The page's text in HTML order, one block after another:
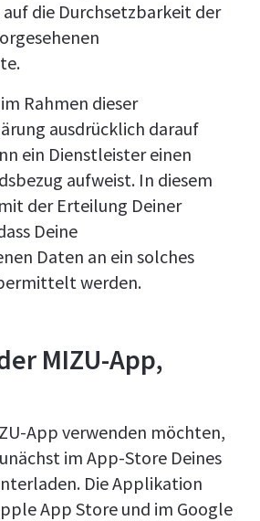
die Durchsetzbarkeit der
Rahmen dieser
ausdrücklich darauf
ein Dienstleister einen
aufweist. In diesem
der Erteilung Deiner
Deine
Daten an ein solches
werden.
MIZU-App,
App verwenden möchten,
im App-Store Deines
Die Applikation
App Store und im Google